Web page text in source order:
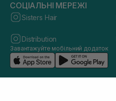
СОЦІАЛЬНІ МЕРЕЖІ
Sisters Hair
Distribution
Завантажуйте мобільний додаток